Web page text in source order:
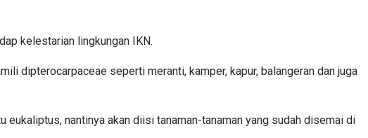
kelestarian lingkungan IKN.
dipterocarpaceae seperti meranti, kamper, kapur, balangeran dan juga
nantinya akan diisi tanaman-tanaman yang sudah disemai di